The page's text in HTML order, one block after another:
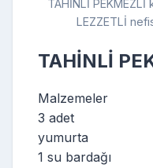
TAHİNLİ PEKMEZLİ
LEZZETLİ
TAHİNLİ
Malzemeler
3 adet
yumurta
1 su bardağı